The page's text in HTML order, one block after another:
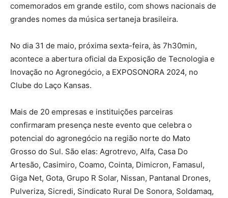
comemorados em grande estilo, com shows nacionais de
grandes nomes da música sertaneja brasileira.
No dia 31 de maio, próxima sexta-feira, às 7h30min,
acontece a abertura oficial da Exposição de Tecnologia e
Inovação no Agronegócio, a EXPOSONORA 2024, no
Clube do Laço Kansas.
Mais de 20 empresas e instituições parceiras
confirmaram presença neste evento que celebra o
potencial do agronegócio na região norte do Mato
Grosso do Sul. São elas: Agrotrevo, Alfa, Casa Do
Artesão, Casimiro, Coamo, Cointa, Dimicron, Famasul,
Giga Net, Gota, Grupo R Solar, Nissan, Pantanal Drones,
Pulveriza, Sicredi, Sindicato Rural De Sonora, Soldamaq,